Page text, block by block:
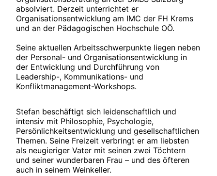
absolviert. Derzeit unterrichtet er
Organisationsentwicklung am IMC der FH Krems
und an der Pädagogischen Hochschule OÖ.
Seine aktuellen Arbeitsschwerpunkte liegen neben
der Personal- und Organisationsentwicklung in
der Entwicklung und Durchführung von
Leadership-, Kommunikations- und
Konfliktmanagement-Workshops.
Stefan beschäftigt sich leidenschaftlich und
intensiv mit Philosophie, Psychologie,
Persönlichkeitsentwicklung und gesellschaftlichen
Themen. Seine Freizeit verbringt er am liebsten
als neugieriger Vater mit seinen zwei Töchtern
und seiner wunderbaren Frau – und des öfteren
auch in seinem Weinkeller.